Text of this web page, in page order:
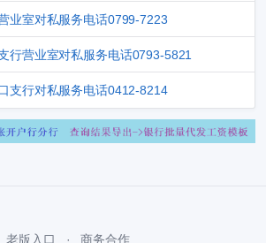
业室对私服务电话0799-7223
行营业室对私服务电话0793-5821
支行对私服务电话0412-8214
老版入口 商务合作